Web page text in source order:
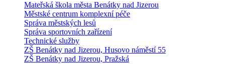
Mateřská škola města Benátky nad Jizerou
Městské centrum komplexní péče
Správa městských lesů
Správa sportovních zařízení
Technické služby
ZŠ Benátky nad Jizerou, Husovo náměstí 55
ZŠ Benátky nad Jizerou, Pražská